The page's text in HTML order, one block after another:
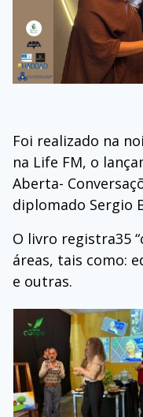
Foi realizado na
na Life FM, o
Aberta-
diplomado Sergio
O livro registra35
áreas, tais como:
e outras.